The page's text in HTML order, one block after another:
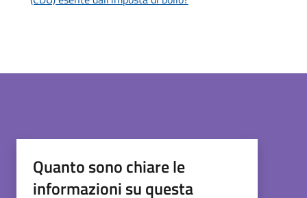
Quanto sono chiare le
informazioni su questa